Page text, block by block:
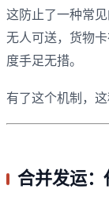
这防止了一种常
无人可送，货物
度手足无措。
有了这个机制，
合并发运